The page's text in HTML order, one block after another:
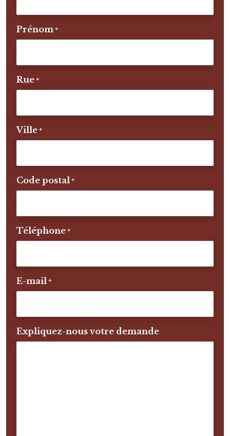
Prénom*
Rue*
Ville*
Code postal*
Téléphone*
E-mail*
Expliquez-nous votre demande